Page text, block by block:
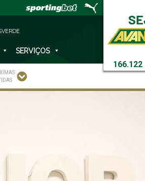
166.122
SERVIÇOS